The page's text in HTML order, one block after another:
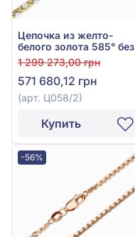
Цепочка из желто-
белого золота 585° без
вставки, арт. Ц058/2
1 299 273,00 грн
571 680,12 грн
(арт. Ц058/2)
Купить
-56%